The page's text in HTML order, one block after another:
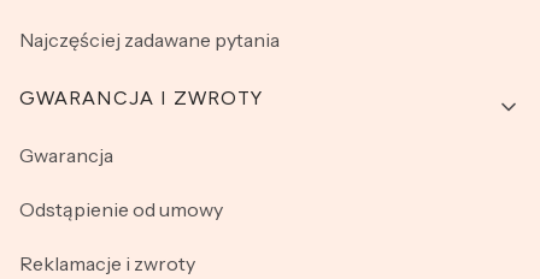
Najczęściej zadawane pytania
GWARANCJA I ZWROTY
Gwarancja
Odstąpienie od umowy
Reklamacje i zwroty